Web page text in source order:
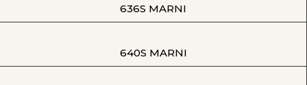
636S MARNI
640S MARNI